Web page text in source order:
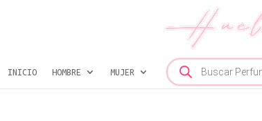
INICIO HOMBRE MUJER
Búsqueda
de
productos